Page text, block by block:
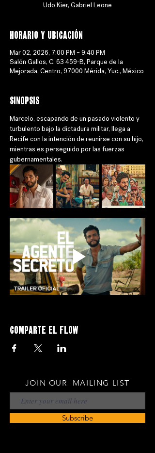
Udo Kier, Gabriel Leone
Horario y ubicación
Mar 02, 2026, 7:00 PM – 9:40 PM
Salón Gallos, C. 63 459-B, Parque de la
Mejorada, Centro, 97000 Mérida, Yuc., México
Sinopsis
Marcelo, escapando de un pasado violento y
turbulento bajo la dictadura militar, llega a
Recife con la intención de reunirse con su hijo,
mientras es perseguido por las fuerzas
gubernamentales.
Comparte el flow
JOIN OUR MAILING LIST
Subscribe